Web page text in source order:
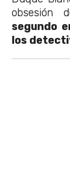
obsesión
segundo
los